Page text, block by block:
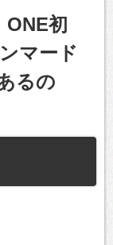
ONE初
マード
るの